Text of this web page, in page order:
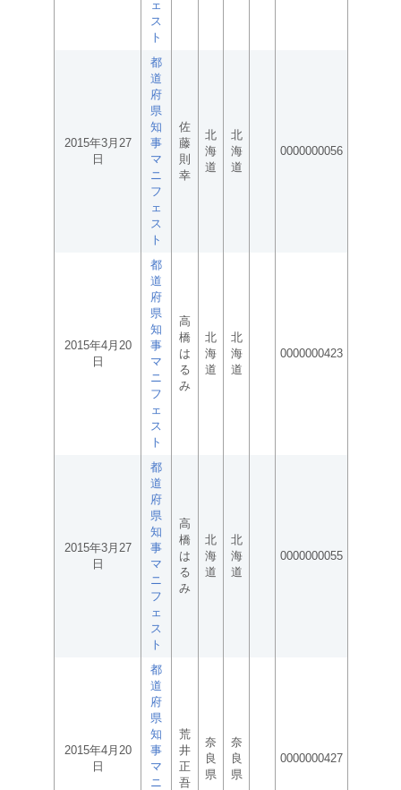
ェ
ス
ト
2015年3月27
日
都
道
府
県
知
事
マ
ニ
フ
ェ
ス
ト
佐
藤
則
幸
北
海
道
北
海
道
0000000056
2015年4月20
日
都
道
府
県
知
事
マ
ニ
フ
ェ
ス
ト
高
橋
は
る
み
北
海
道
北
海
道
0000000423
2015年3月27
日
都
道
府
県
知
事
マ
ニ
フ
ェ
ス
ト
高
橋
は
る
み
北
海
道
北
海
道
0000000055
2015年4月20
日
都
道
府
県
知
事
マ
ニ
荒
井
正
吾
奈
良
県
奈
良
県
0000000427